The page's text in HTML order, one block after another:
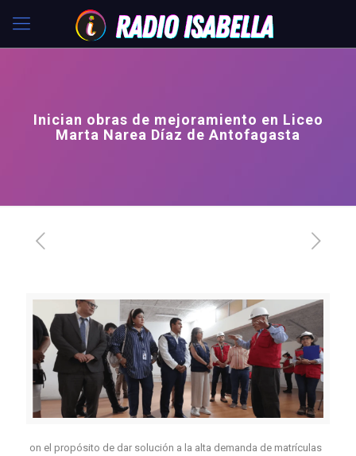
Inician obras de mejoramiento en Liceo
Marta Narea Díaz de Antofagasta
on el propósito de dar solución a la alta demanda de matrículas